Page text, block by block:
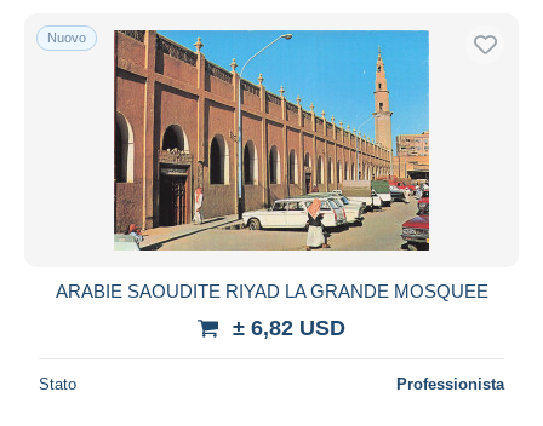
Nuovo
ARABIE SAOUDITE RIYAD LA GRANDE MOSQUEE
± 6,82 USD
Stato Professionista